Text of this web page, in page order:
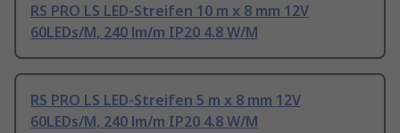
RS PRO LS LED-Streifen 10 m x 8 mm 12V
60LEDs/M, 240 lm/m IP20 4.8 W/M
RS PRO LS LED-Streifen 5 m x 8 mm 12V
60LEDs/M, 240 lm/m IP20 4.8 W/M